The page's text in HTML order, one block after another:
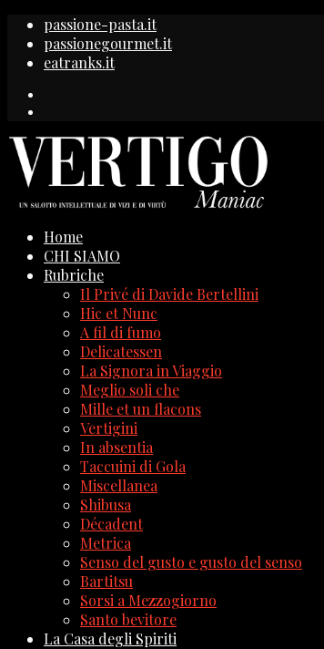
passione-pasta.it
passionegourmet.it
eatranks.it
Home
CHI SIAMO
Rubriche
Il Privé di Davide Bertellini
Hic et Nunc
A fil di fumo
Delicatessen
La Signora in Viaggio
Meglio soli che
Mille et un flacons
Vertigini
In absentia
Taccuini di Gola
Miscellanea
Shibusa
Décadent
Metrica
Senso del gusto e gusto del senso
Bartitsu
Sorsi a Mezzogiorno
Santo bevitore
La Casa degli Spiriti